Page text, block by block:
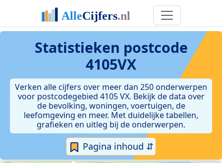
Statistieken postcode
4105VX
Verken alle cijfers over meer dan 250 onderwerpen
voor postcodegebied 4105 VX. Bekijk de data over
de bevolking, woningen, voertuigen, de
leefomgeving en meer. Met duidelijke tabellen,
grafieken en uitleg bij de onderwerpen.
Pagina inhoud ⇵